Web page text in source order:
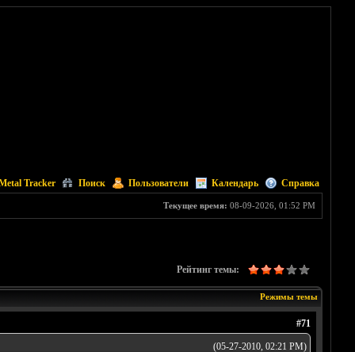
Tracker Поиск Пользователи Календарь Справка
Текущее время: 08-09-2026, 01:52 PM
Рейтинг темы:
Режимы темы
#71
(05-27-2010, 02:21 PM)